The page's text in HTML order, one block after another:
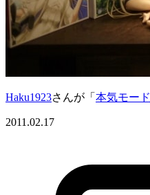
Haku1923さんが「 本気モード
2011.02.17